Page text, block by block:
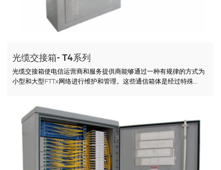
光缆交接箱- T4系列
光缆交接箱使电信运营商和服务提供商能够通过一种有规律的方式为
小型和大型FTTx网络进行维护和管理。这些通信箱体是经过特殊...